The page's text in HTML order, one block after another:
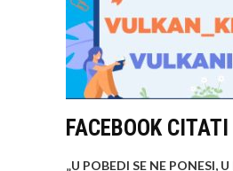
FACEBOOK CITATI
„U POBEDI SE NE PONESI,